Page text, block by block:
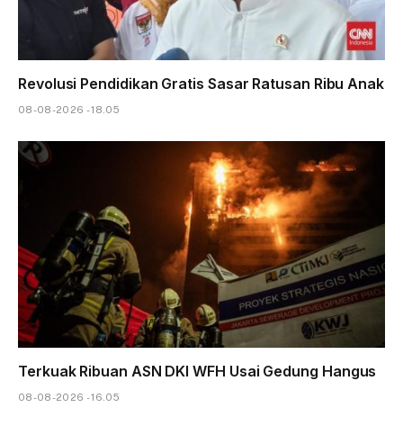
Revolusi Pendidikan Gratis Sasar Ratusan Ribu Anak
08-08-2026 - 18.05
Terkuak Ribuan ASN DKI WFH Usai Gedung Hangus
08-08-2026 - 16.05